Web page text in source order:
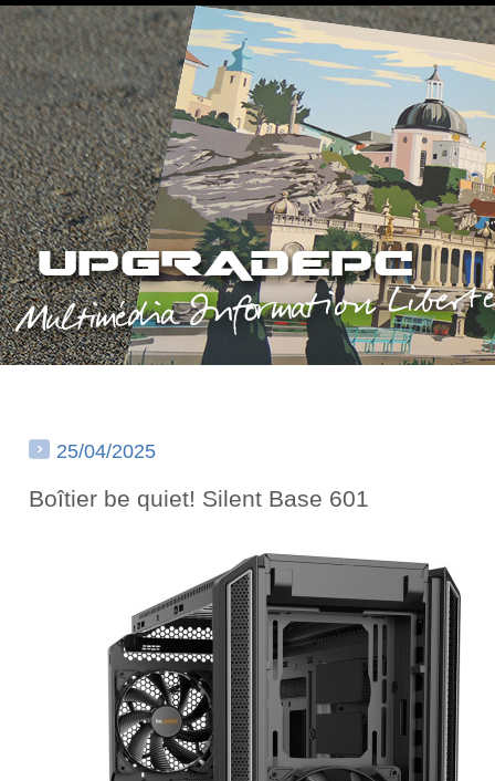
25/04/2025
Boîtier be quiet! Silent Base 601